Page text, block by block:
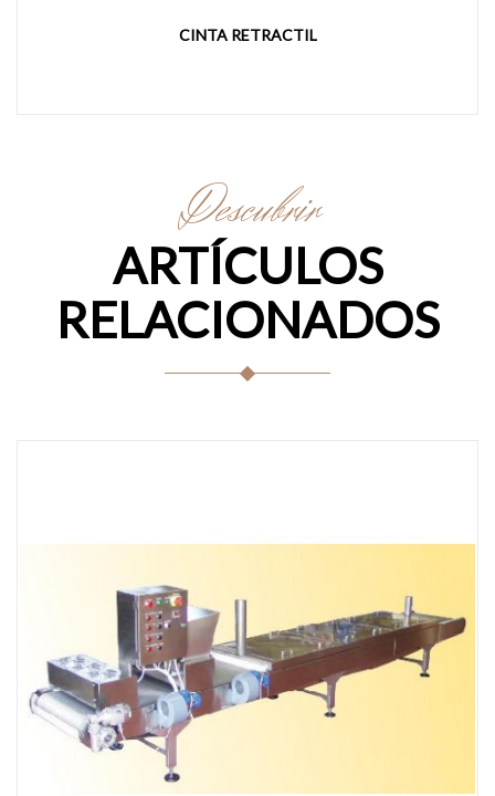
CINTA RETRACTIL
Descubrir
ARTÍCULOS
RELACIONADOS